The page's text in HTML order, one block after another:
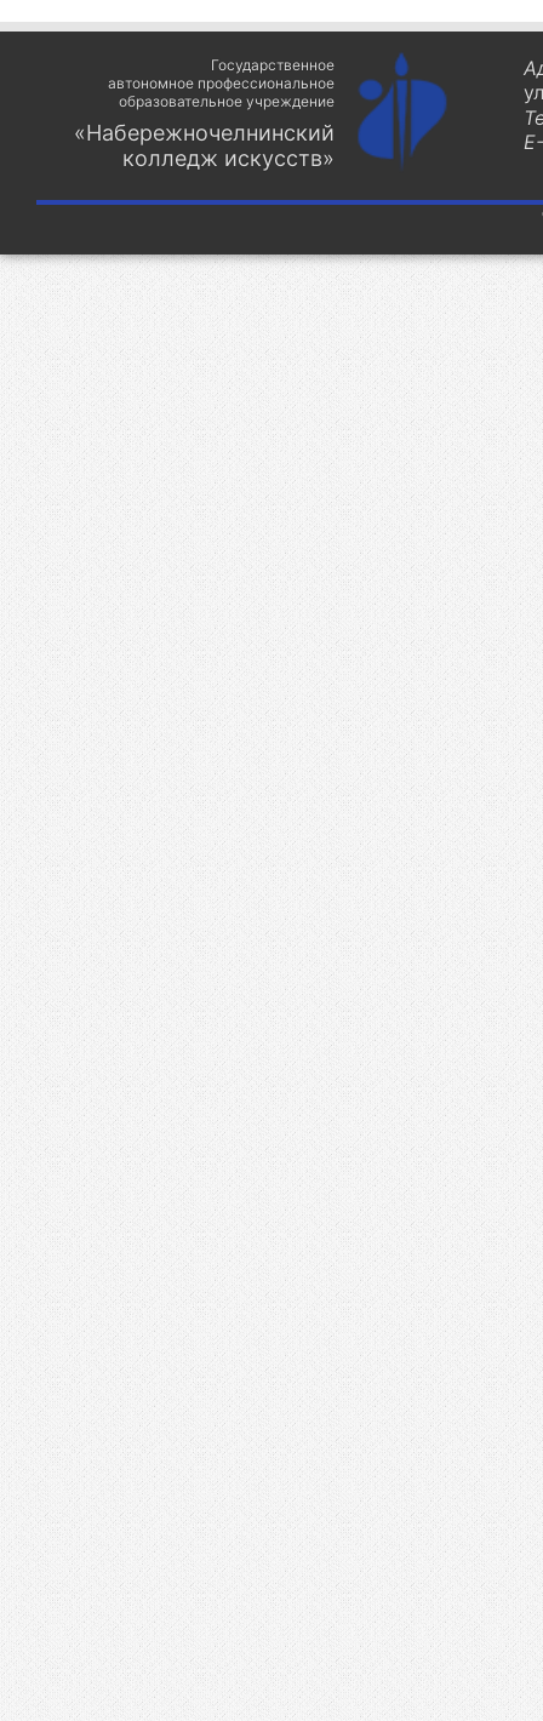
Государственное
автономное профессиональное
образовательное учреждение
«Набережночелнинский
колледж искусств»